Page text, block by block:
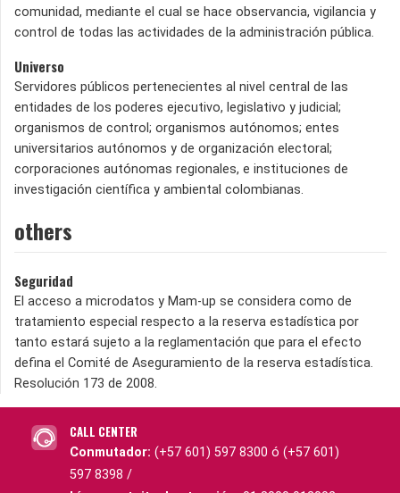
comunidad, mediante el cual se hace observancia, vigilancia y
control de todas las actividades de la administración pública.
Universo
Servidores públicos pertenecientes al nivel central de las
entidades de los poderes ejecutivo, legislativo y judicial;
organismos de control; organismos autónomos; entes
universitarios autónomos y de organización electoral;
corporaciones autónomas regionales, e instituciones de
investigación científica y ambiental colombianas.
others
Seguridad
El acceso a microdatos y Mam-up se considera como de
tratamiento especial respecto a la reserva estadística por
tanto estará sujeto a la reglamentación que para el efecto
defina el Comité de Aseguramiento de la reserva estadística.
Resolución 173 de 2008.
CALL CENTER
Conmutador: (+57 601) 597 8300 ó (+57 601)
597 8398 /